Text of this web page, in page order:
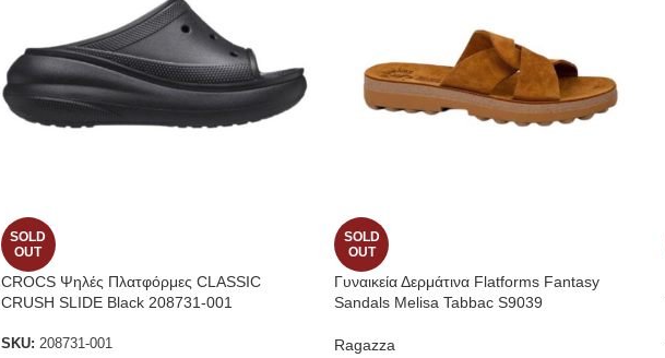
SOLD
OUT
CROCS Ψηλές Πλατφόρμες CLASSIC
CRUSH SLIDE Black 208731-001
SKU: 208731-001
SOLD
OUT
Γυναικεία Δερμάτινα Flatforms Fantasy
Sandals Melisa Tabbac S9039
Ragazza